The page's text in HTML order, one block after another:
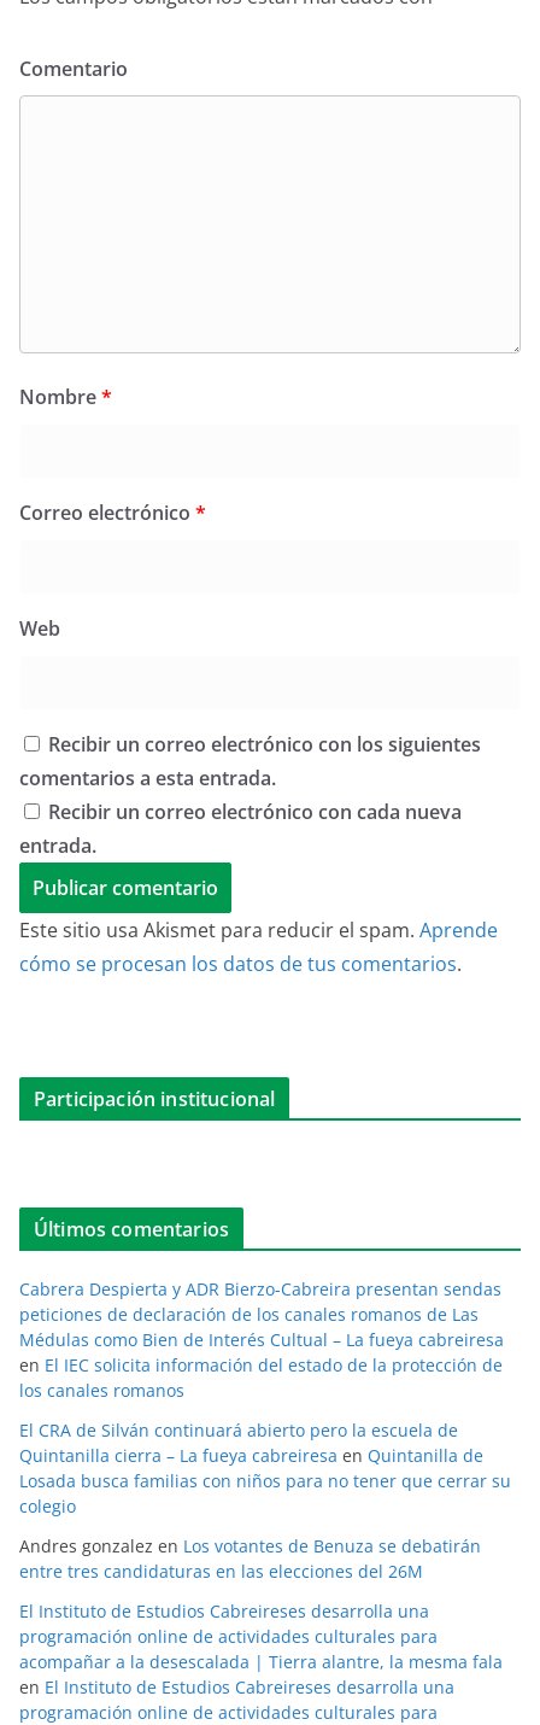
Comentario
Nombre*
Correo electrónico *
Web
Recibir un correo electrónico con los siguientes
comentarios a esta entrada.
Recibir un correo electrónico con cada nueva
entrada.
Este sitio usa Akismet para reducir el spam. Aprende
cómo se procesan los datos de tus comentarios.
Participación institucional
Últimos comentarios
Cabrera Despierta y ADR Bierzo-Cabreira presentan sendas
peticiones de declaración de los canales romanos de Las
Médulas como Bien de Interés Cultual – La fueya cabreiresa
en El IEC solicita información del estado de la protección de
los canales romanos
El CRA de Silván continuará abierto pero la escuela de
Quintanilla cierra – La fueya cabreiresa en Quintanilla de
Losada busca familias con niños para no tener que cerrar su
colegio
Andres gonzalez en Los votantes de Benuza se debatirán
entre tres candidaturas en las elecciones del 26M
El Instituto de Estudios Cabreireses desarrolla una
programación online de actividades culturales para
acompañar a la desescalada | Tierra alantre, la mesma fala
en El Instituto de Estudios Cabreireses desarrolla una
programación online de actividades culturales para